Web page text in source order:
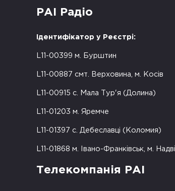
РАІ Радіо
Ідентифікатор у Реєстрі:
L11-00399 м. Бурштин
L11-00887 смт. Верховина, м. Косів
L11-00915 с. Мала Тур'я (Долина)
L11-01203 м. Яремче
L11-01397 с. Дебеславці (Коломия)
L11-01868 м. Івано-Франківськ, м.
Телекомпанія РАІ